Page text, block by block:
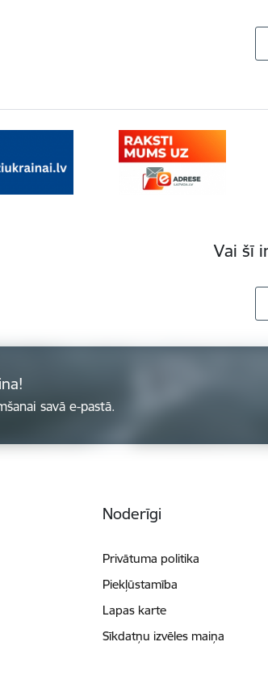
Vai šī
savā e-pastā.
Noderīgi
Privātuma politika
Piekļūstamība
Lapas karte
Sīkdatņu izvēles maiņa